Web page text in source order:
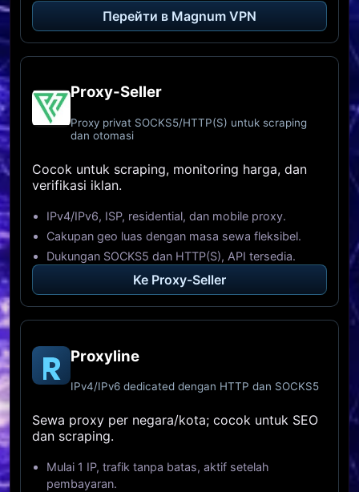
Перейти в Magnum VPN
Proxy-Seller
Proxy privat SOCKS5/HTTP(S) untuk scraping
dan otomasi
Cocok untuk scraping, monitoring harga, dan
verifikasi iklan.
IPv4/IPv6, ISP, residential, dan mobile proxy.
Cakupan geo luas dengan masa sewa fleksibel.
Dukungan SOCKS5 dan HTTP(S), API tersedia.
Ke Proxy-Seller
Proxyline
IPv4/IPv6 dedicated dengan HTTP dan SOCKS5
Sewa proxy per negara/kota; cocok untuk SEO
dan scraping.
Mulai 1 IP, trafik tanpa batas, aktif setelah
pembayaran.